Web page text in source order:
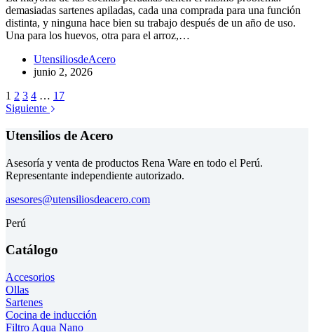
demasiadas sartenes apiladas, cada una comprada para una función
distinta, y ninguna hace bien su trabajo después de un año de uso.
Una para los huevos, otra para el arroz,…
UtensiliosdeAcero
junio 2, 2026
1 2 3 4 … 17
Siguiente
Utensilios de Acero
Asesoría y venta de productos Rena Ware en todo el Perú.
Representante independiente autorizado.
asesores@utensiliosdeacero.com
Perú
Catálogo
Accesorios
Ollas
Sartenes
Cocina de inducción
Filtro Aqua Nano